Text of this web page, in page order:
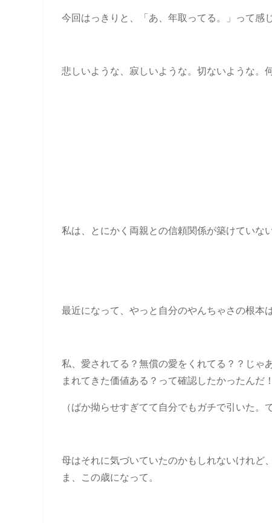
今回はっきりと、「あ、年取ってる。」って感
悲しいような、寂しいような。切ないような。
私は、とにかく両親との信頼関係が築けていな
最近になって、やっと自分のやんちゃさの根本
私、愛されてる？無償の愛をくれてる？？じゃ
まれてきた価値ある？って確認したかったんだ
（ばか拗らせすぎてて自分でもガチで引いた。
母はそれに気づいていたのかもしれないけれど
ま、この歳になって。